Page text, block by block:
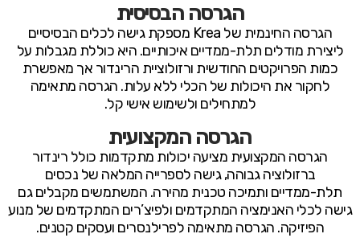
הגרסה הבסיסית
הגרסה החינמית של Krea מספקת גישה לכלים הבסיסיים
ליצירת מודלים תלת-ממדיים איכותיים. היא כוללת מגבלות על
כמות הפרויקטים החודשית ורזולוציית הרינדור אך מאפשרת
לחקור את היכולות של הכלי ללא עלות. הגרסה מתאימה
למתחילים ולשימוש אישי קל.
הגרסה המקצועית
הגרסה המקצועית מציעה יכולות מתקדמות כולל רינדור
ברזולוציה גבוהה, גישה לספרייה המלאה של נכסים
תלת-ממדיים ותמיכה טכנית מהירה. המשתמשים מקבלים גם
גישה לכלי האנימציה המתקדמים ולפיצ’רים המתקדמים של מנוע
הפיזיקה. הגרסה מתאימה לפרילנסרים ועסקים קטנים.